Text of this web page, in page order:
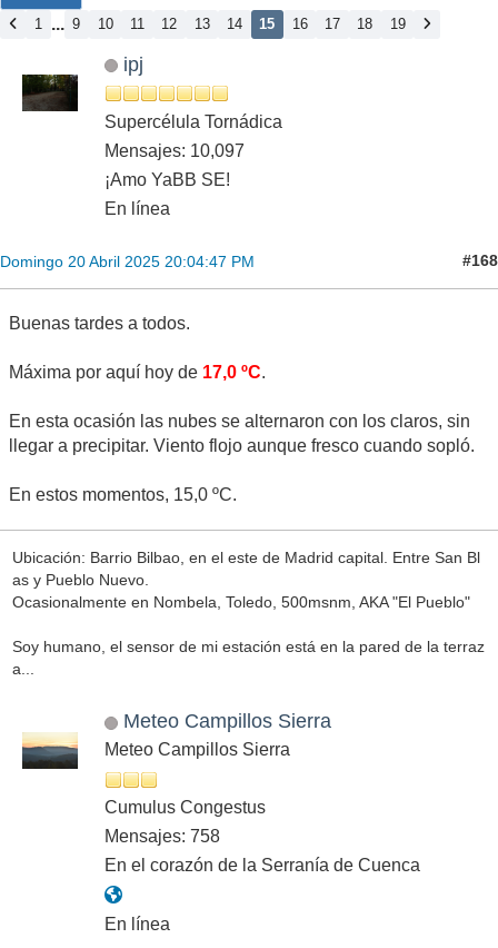
1 ... 9 10 11 12 13 14 15 16 17 18 19
ipj
Supercélula Tornádica
Mensajes: 10,097
¡Amo YaBB SE!
En línea
Domingo 20 Abril 2025 20:04:47 PM #168
Buenas tardes a todos.
Máxima por aquí hoy de 17,0 ºC.
En esta ocasión las nubes se alternaron con los claros, sin
llegar a precipitar. Viento flojo aunque fresco cuando sopló.
En estos momentos, 15,0 ºC.
Ubicación: Barrio Bilbao, en el este de Madrid capital. Entre San Bl
as y Pueblo Nuevo.
Ocasionalmente en Nombela, Toledo, 500msnm, AKA "El Pueblo"
Soy humano, el sensor de mi estación está en la pared de la terraz
a...
Meteo Campillos Sierra
Meteo Campillos Sierra
Cumulus Congestus
Mensajes: 758
En el corazón de la Serranía de Cuenca
En línea